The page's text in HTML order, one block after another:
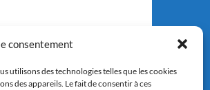
consentement
utilisons des technologies telles que les cookies
des appareils. Le fait de consentir à ces